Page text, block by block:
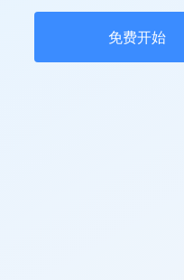
免费开始